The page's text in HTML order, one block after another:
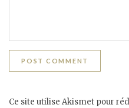
Ce site utilise Akismet pour